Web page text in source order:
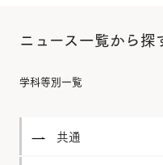
ニュース一覧から探
学科等別一覧
共通